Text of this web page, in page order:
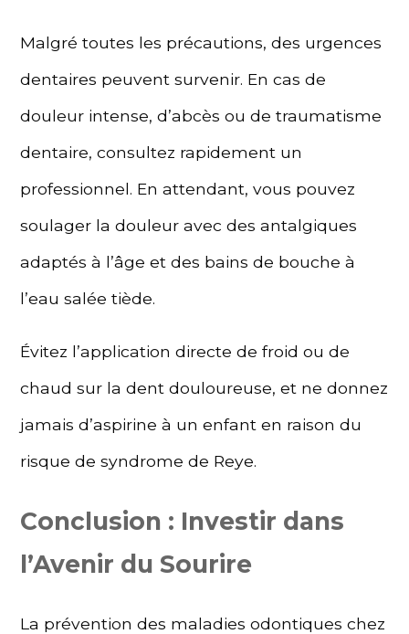
Malgré toutes les précautions, des urgences
dentaires peuvent survenir. En cas de
douleur intense, d’abcès ou de traumatisme
dentaire, consultez rapidement un
professionnel. En attendant, vous pouvez
soulager la douleur avec des antalgiques
adaptés à l’âge et des bains de bouche à
l’eau salée tiède.
Évitez l’application directe de froid ou de
chaud sur la dent douloureuse, et ne donnez
jamais d’aspirine à un enfant en raison du
risque de syndrome de Reye.
Conclusion : Investir dans
l’Avenir du Sourire
La prévention des maladies odontiques chez